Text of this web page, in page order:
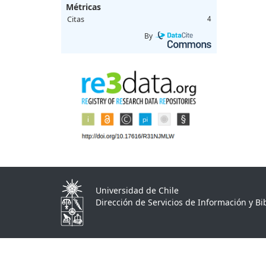
Métricas
Citas 4
By
Universidad de Chile
Dirección de Servicios de Información y